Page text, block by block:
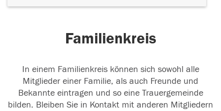
Familienkreis
In einem Familienkreis können sich sowohl alle
Mitglieder einer Familie, als auch Freunde und
Bekannte eintragen und so eine Trauergemeinde
bilden. Bleiben Sie in Kontakt mit anderen Mitgliedern